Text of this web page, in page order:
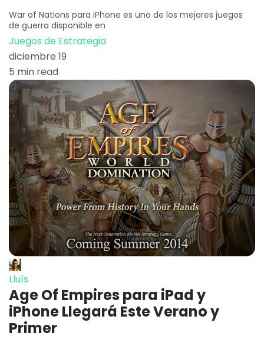
War of Nations para iPhone es uno de los mejores juegos
de guerra disponible en
Juegos de Estrategia
diciembre 19
5 min read
Lluís
Age Of Empires para iPad y
iPhone Llegará Este Verano y
Primer